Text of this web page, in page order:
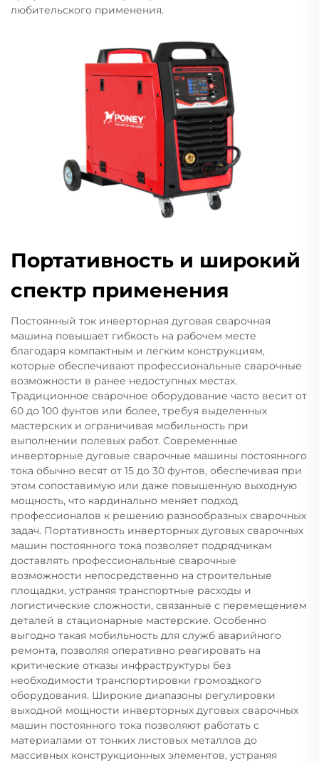
любительского применения.
Портативность и широкий
спектр применения
Постоянный ток инверторная дуговая сварочная
машина повышает гибкость на рабочем месте
благодаря компактным и легким конструкциям,
которые обеспечивают профессиональные сварочные
возможности в ранее недоступных местах.
Традиционное сварочное оборудование часто весит от
60 до 100 фунтов или более, требуя выделенных
мастерских и ограничивая мобильность при
выполнении полевых работ. Современные
инверторные дуговые сварочные машины постоянного
тока обычно весят от 15 до 30 фунтов, обеспечивая при
этом сопоставимую или даже повышенную выходную
мощность, что кардинально меняет подход
профессионалов к решению разнообразных сварочных
задач. Портативность инверторных дуговых сварочных
машин постоянного тока позволяет подрядчикам
доставлять профессиональные сварочные
возможности непосредственно на строительные
площадки, устраняя транспортные расходы и
логистические сложности, связанные с перемещением
деталей в стационарные мастерские. Особенно
выгодно такая мобильность для служб аварийного
ремонта, позволяя оперативно реагировать на
критические отказы инфраструктуры без
необходимости транспортировки громоздкого
оборудования. Широкие диапазоны регулировки
выходной мощности инверторных дуговых сварочных
машин постоянного тока позволяют работать с
материалами от тонких листовых металлов до
массивных конструкционных элементов, устраняя